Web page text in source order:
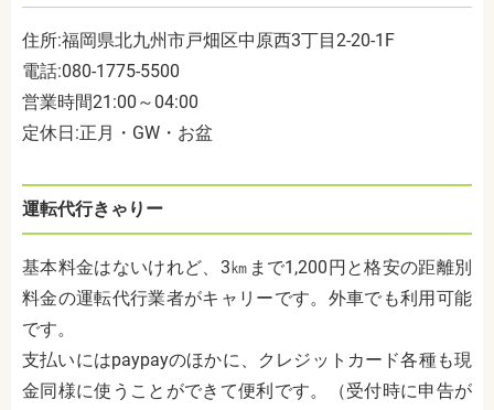
住所:福岡県北九州市戸畑区中原西3丁目2-20-1F
電話:080-1775-5500
営業時間21:00 ～ 04:00
定休日:正月・ GW ・お盆
運転代行きゃりー
基本料金はないけれど、 3㎞まで1,200円と格安の距離別
料金の運転代行業者がキャリーです。外車でも利用可能
です。
支払いにはpaypayのほかに、クレジットカード各種も現
金同様に使うことができて便利です。（受付時に申告が